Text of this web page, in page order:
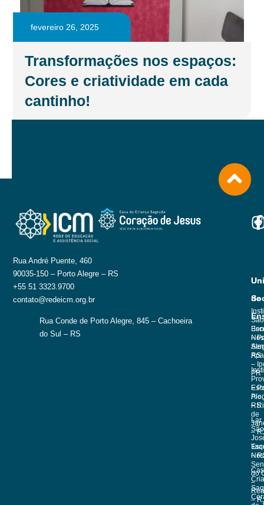
fevereiro 26, 2025
Transformações nos espaços:
Cores e criatividade em cada
cantinho!
Rua André Puente, 460
90035-150 – Porto Alegre – RS
+55 51 3323.9700
contato@redeicm.org.br
Rua Conde de Porto Alegre, 845 – Cachoeira
do Sul – RS
de
–
PR
Pio
–
de
–
do
–
–
São
–
RS
–
RS
Lar
São
–